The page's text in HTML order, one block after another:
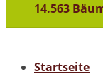
14.563
Startseite